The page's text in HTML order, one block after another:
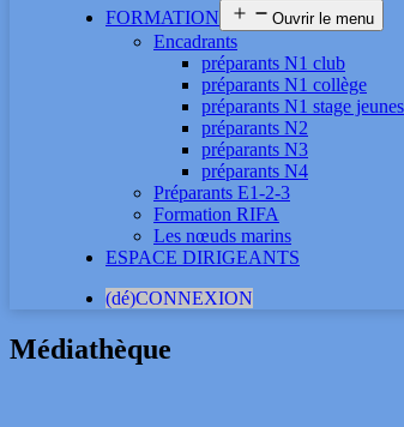
FORMATION
Ouvrir le menu
Encadrants
préparants N1 club
préparants N1 collège
préparants N1 stage jeunes
préparants N2
préparants N3
préparants N4
Préparants E1-2-3
Formation RIFA
Les nœuds marins
ESPACE DIRIGEANTS
(dé)CONNEXION
Médiathèque